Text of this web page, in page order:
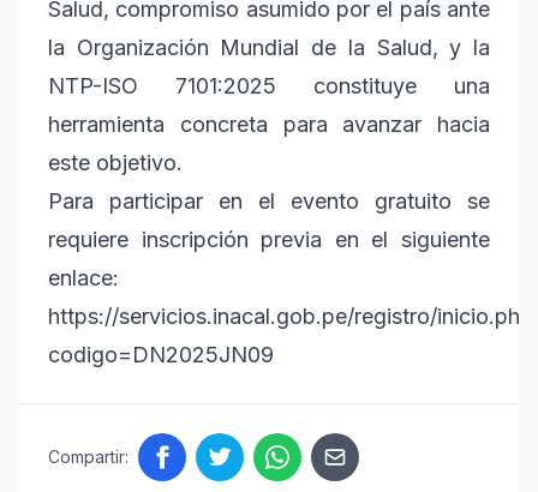
Salud, compromiso asumido por el país ante
la Organización Mundial de la Salud, y la
NTP-ISO 7101:2025 constituye una
herramienta concreta para avanzar hacia
este objetivo.
Para participar en el evento gratuito se
requiere inscripción previa en el siguiente
enlace:
https://servicios.inacal.gob.pe/registro/
codigo=DN2025JN09
Compartir: